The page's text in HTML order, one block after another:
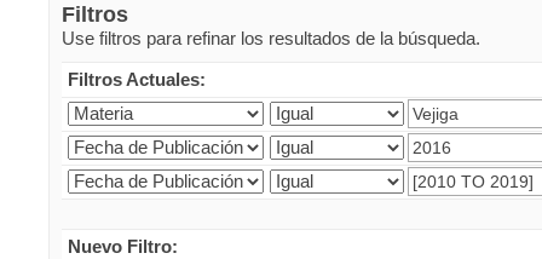
Filtros
Use filtros para refinar los resultados de la búsqueda.
Filtros Actuales:
Nuevo Filtro: